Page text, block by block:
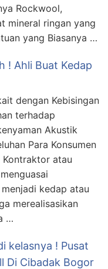
Rockwool,
mineral ringan yang
yang Biasanya …
! Ahli Buat Kedap
dengan Kebisingan
terhadap
Akustik
Para Konsumen
atau
kedap atau
merealisasikan
…
kelasnya ! Pusat
Di Cibadak Bogor